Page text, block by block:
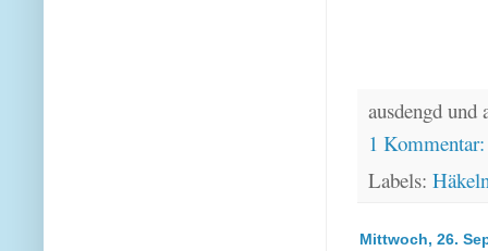
ausdengd
1
Labels:
Mittwoch, 26.